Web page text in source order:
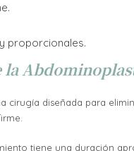
proporcionales.
la Ab
cirugía diseñada para
tiene una duración